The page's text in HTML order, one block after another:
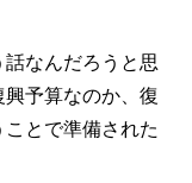
なんだろうと思
予算なのか、復
とで準備された